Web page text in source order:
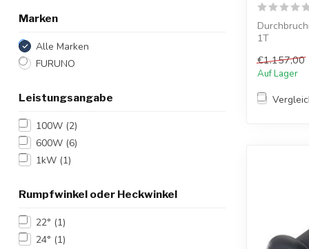
Marken
Alle Marken
FURUNO
Leistungsangabe
100W (2)
600W (6)
1kW (1)
Rumpfwinkel oder Heckwinkel
22° (1)
24° (1)
1T
€1.157,00
Auf Lager